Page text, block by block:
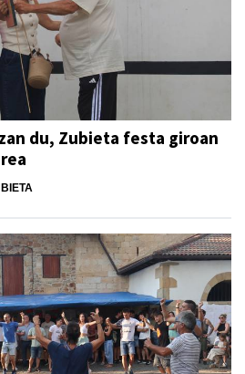
du, Zubieta festa giroan